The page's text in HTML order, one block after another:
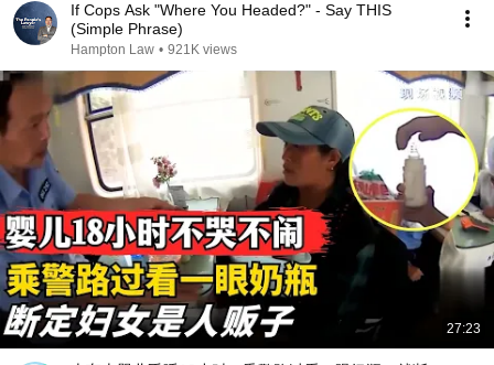
If Cops Ask "Where You Headed?" - Say THIS
(Simple Phrase)
Hampton Law • 921K views
27:23